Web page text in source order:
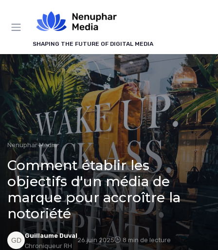
SHAPING THE FUTURE OF DIGITAL MEDIA
Nenuphar Media
Comment établir les
objectifs d'un média de
marque pour accroître la
notoriété
Guillaume Duval
Chroniqueur RH
26 juin 2025 8 min de lecture